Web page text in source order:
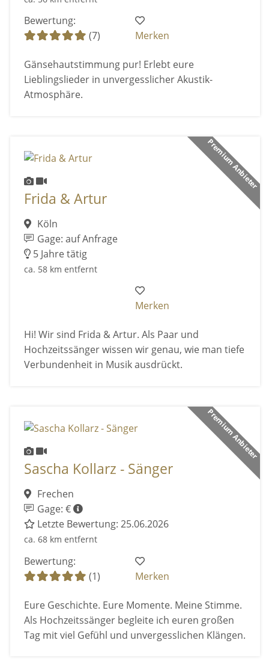
Bewertung:
(7)
Merken
Gänsehautstimmung pur! Erlebt eure
Lieblingslieder in unvergesslicher Akustik-
Atmosphäre.
Premium Anbieter
Frida & Artur
Köln
Gage: auf Anfrage
5 Jahre tätig
ca. 58 km entfernt
Merken
Hi! Wir sind Frida & Artur. Als Paar und
Hochzeitssänger wissen wir genau, wie man tiefe
Verbundenheit in Musik ausdrückt.
Premium Anbieter
Sascha Kollarz - Sänger
Frechen
Gage: €
Letzte Bewertung: 25.06.2026
ca. 68 km entfernt
Bewertung:
(1)
Merken
Eure Geschichte. Eure Momente. Meine Stimme.
Als Hochzeitssänger begleite ich euren großen
Tag mit viel Gefühl und unvergesslichen Klängen.